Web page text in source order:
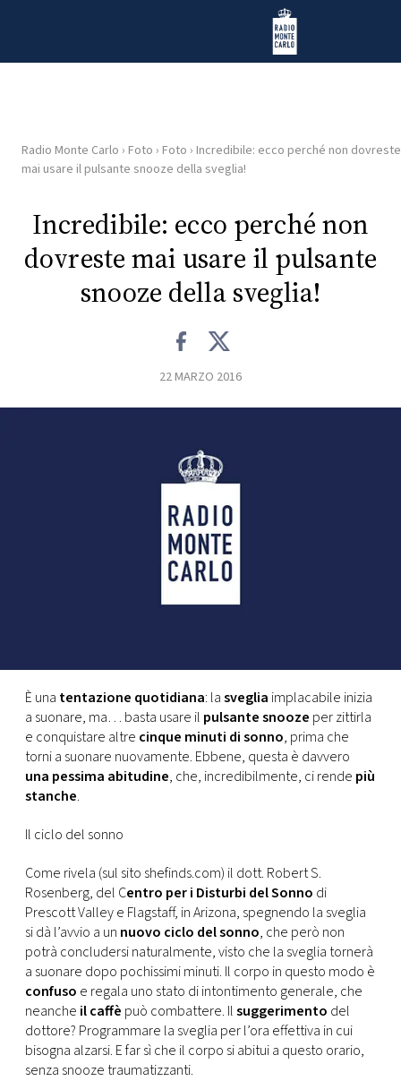
Radio Monte Carlo
HOME
RADIO
WEB
PRINCIPATO
DI
MONACO
RMC
CONSIGLIA
Radio Monte Carlo › Foto › Foto › Incredibile: ecco perché non dovreste
mai usare il pulsante snooze della sveglia!
Incredibile: ecco perché non
dovreste mai usare il pulsante
snooze della sveglia!
22 MARZO 2016
È una tentazione quotidiana: lasveglia implacabile inizia
a suonare, ma… basta usare il pulsante snooze per zittirla
e conquistare altre cinque minuti di sonno, prima che
torni a suonare nuovamente. Ebbene, questa è davvero
una pessima abitudine, che, incredibilmente, ci rende più
stanche.
Il ciclo del sonno
Come rivela (sul sito shefinds.com) il dott. Robert S.
Rosenberg, del Centro per i Disturbi del Sonno di
Prescott Valley e Flagstaff, in Arizona, spegnendo la sveglia
si dà l’avvio a un nuovo ciclo del sonno, che però non
potrà concludersi naturalmente, visto che la sveglia tornerà
a suonare dopo pochissimi minuti. Il corpo in questo modo è
confuso e regala uno stato di intontimento generale, che
neanche il caffè può combattere. Ilsuggerimento del
dottore? Programmare la sveglia per l’ora effettiva in cui
bisogna alzarsi. E far sì che il corpo si abitui a questo orario,
senza snooze traumatizzanti.